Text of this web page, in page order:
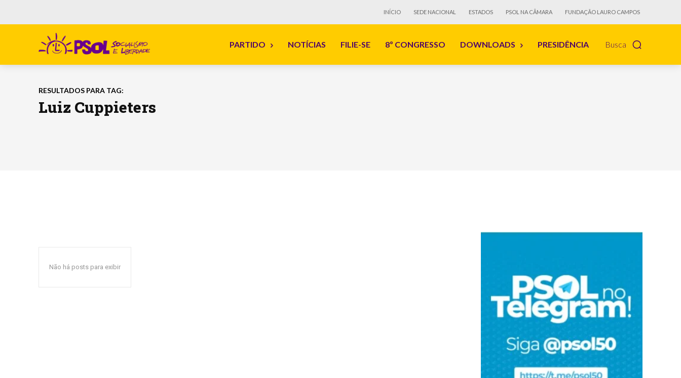
INÍCIO SEDE NACIONAL ESTADOS PSOL NA CÂMARA FUNDAÇÃO LAURO CAMPOS
Busca
PARTIDO NOTÍCIAS FILIE-SE 8º CONGRESSO DOWNLOADS PRESIDÊNCIA
RESULTADOS PARA TAG:
Luiz Cuppieters
Não há posts para exibir